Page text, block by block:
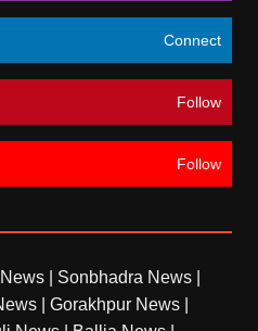
Connect
Follow
Follow
Sonbhadra News
Gorakhpur News